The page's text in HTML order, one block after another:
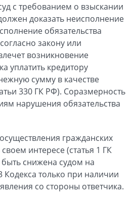
с требованием о взыскании
доказать неисполнение
обязательства
закону или
возникновение
уплатить кредитору
сумму в качестве
330 ГК РФ). Соразмерность
нарушения обязательства
гражданских
интересе (статья 1 ГК
снижена судом на
Кодекса только при наличии
со стороны ответчика.